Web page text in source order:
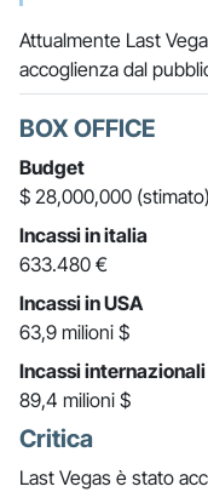
Attualmente Last
accoglienza dal
BOX OFFICE
Budget
$ 28,000,000 (stimato)
Incassi in italia
633.480 €
Incassi in USA
63,9 milioni $
Incassi internazionali
89,4 milioni $
Critica
Last Vegas è stato